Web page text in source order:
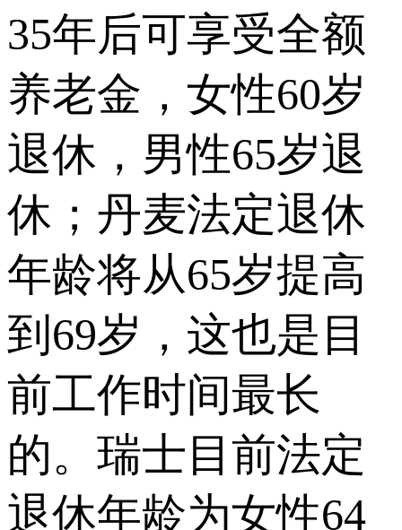
35年后可享受全额
养老金，女性60岁
退休，男性65岁退
休；丹麦法定退休
年龄将从65岁提高
到69岁，这也是目
前工作时间最长
的。瑞士目前法定
退休年龄为女性64